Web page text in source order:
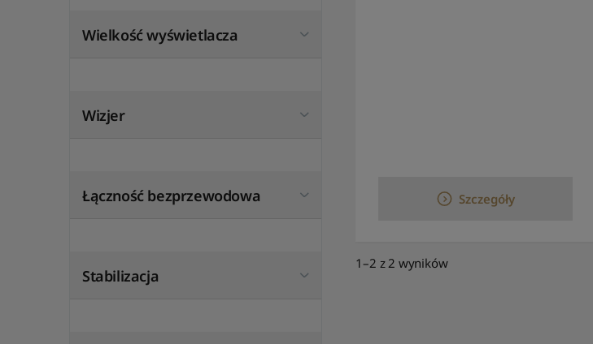
Wielkość wyświetlacza
Wizjer
Łączność bezprzewodowa
Stabilizacja
Szczegóły
1–2 z 2 wyników